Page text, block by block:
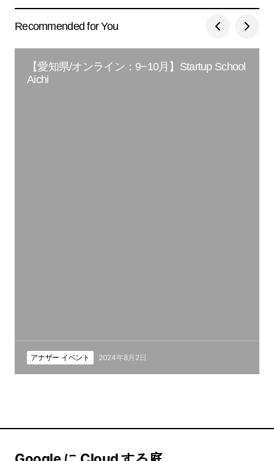
Recommended for You
【愛知県/オンライン：9−10月】Startup School
Aichi
アナザー イベント 2024年8月2日